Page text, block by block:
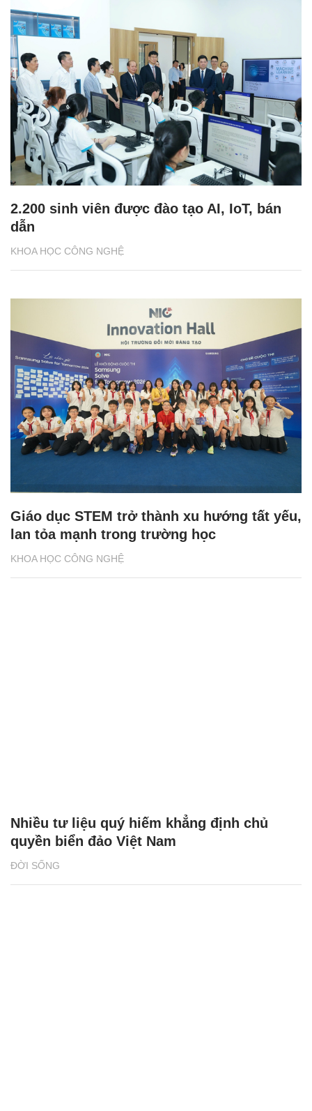
KHOA HỌC CÔNG NGHỆ
2.200 sinh viên được đào tạo AI, IoT, bán
dẫn
KHOA HỌC CÔNG NGHỆ
Giáo dục STEM trở thành xu hướng tất yếu,
lan tỏa mạnh trong trường học
ĐỜI SỐNG
Nhiều tư liệu quý hiếm khẳng định chủ
quyền biển đảo Việt Nam